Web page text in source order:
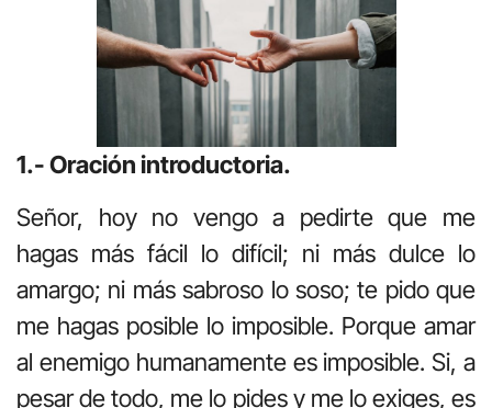
1.- Oración introductoria.
Señor, hoy no vengo a pedirte que me
hagas más fácil lo difícil; ni más dulce lo
amargo; ni más sabroso lo soso; te pido que
me hagas posible lo imposible. Porque amar
al enemigo humanamente es imposible. Si, a
pesar de todo, me lo pides y me lo exiges, es